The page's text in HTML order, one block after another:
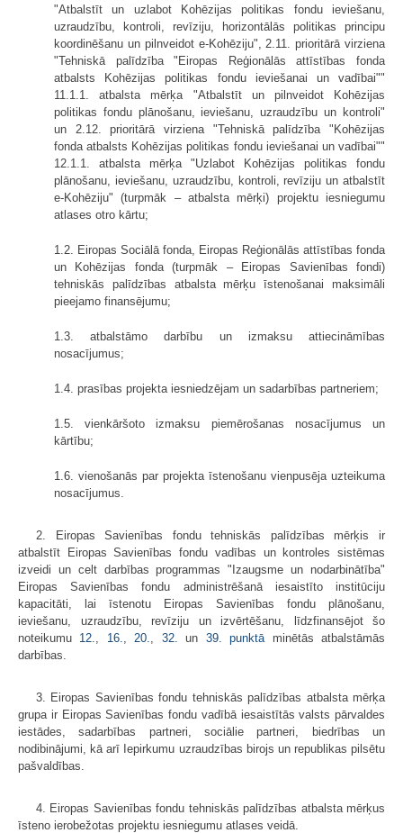
"Atbalstīt un uzlabot Kohēzijas politikas fondu ieviešanu,
uzraudzību, kontroli, revīziju, horizontālās politikas principu
koordinēšanu un pilnveidot e-Kohēziju", 2.11. prioritārā virziena
"Tehniskā palīdzība "Eiropas Reģionālās attīstības fonda
atbalsts Kohēzijas politikas fondu ieviešanai un vadībai""
11.1.1. atbalsta mērķa "Atbalstīt un pilnveidot Kohēzijas
politikas fondu plānošanu, ieviešanu, uzraudzību un kontroli"
un 2.12. prioritārā virziena "Tehniskā palīdzība "Kohēzijas
fonda atbalsts Kohēzijas politikas fondu ieviešanai un vadībai""
12.1.1. atbalsta mērķa "Uzlabot Kohēzijas politikas fondu
plānošanu, ieviešanu, uzraudzību, kontroli, revīziju un atbalstīt
e-Kohēziju" (turpmāk – atbalsta mērķi) projektu iesniegumu
atlases otro kārtu;
1.2. Eiropas Sociālā fonda, Eiropas Reģionālās attīstības fonda
un Kohēzijas fonda (turpmāk – Eiropas Savienības fondi)
tehniskās palīdzības atbalsta mērķu īstenošanai maksimāli
pieejamo finansējumu;
1.3. atbalstāmo darbību un izmaksu attiecināmības
nosacījumus;
1.4. prasības projekta iesniedzējam un sadarbības partneriem;
1.5. vienkāršoto izmaksu piemērošanas nosacījumus un
kārtību;
1.6. vienošanās par projekta īstenošanu vienpusēja uzteikuma
nosacījumus.
2. Eiropas Savienības fondu tehniskās palīdzības mērķis ir
atbalstīt Eiropas Savienības fondu vadības un kontroles sistēmas
izveidi un celt darbības programmas "Izaugsme un nodarbinātība"
Eiropas Savienības fondu administrēšanā iesaistīto institūciju
kapacitāti, lai īstenotu Eiropas Savienības fondu plānošanu,
ieviešanu, uzraudzību, revīziju un izvērtēšanu, līdzfinansējot šo
noteikumu 12. 16. 20. 32.un 39. punktā minētās atbalstāmās
darbības.
3. Eiropas Savienības fondu tehniskās palīdzības atbalsta mērķa
grupa ir Eiropas Savienības fondu vadībā iesaistītās valsts pārvaldes
iestādes, sadarbības partneri, sociālie partneri, biedrības un
nodibinājumi, kā arī Iepirkumu uzraudzības birojs un republikas pilsētu
pašvaldības.
4. Eiropas Savienības fondu tehniskās palīdzības atbalsta mērķus
īsteno ierobežotas projektu iesniegumu atlases veidā.